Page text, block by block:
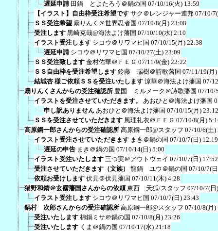
遅延申請 田鍋 とよたろう＠鍋の国 07/10/16(火) 13:59
【イラスト】自由枠受注希望です サク＠レンジャー連邦 07/10/
ＳＳ受注希望 扇りんく＠世界忍者国 07/10/8(月) 23:08
受注します 黒崎克哉@海法よけ藩国 07/10/10(水) 2:10
イラスト受注します シコウ＠リワマヒ国 07/10/15(月) 22:38
遅延申請 シコウ＠リワマヒ国 07/10/27(土) 23:09
ＳＳ受注致します 金村佑華＠ＦＥＧ 07/11/9(金) 22:22
ＳＳ自由枠を受注希望します 鈴藤 瑞樹＠詩歌藩国 07/11/19(月
結城杏 様ご依頼ＳＳを受注いたします 涼華＠海法よけ藩国 07/
扇りんくさんからの受注確認所 豊国 ミルメーク＠詩歌藩国 07/10/
イラストを受注させていただきます。
あおひと＠海法よけ藩国
申し訳ありません あおひと＠海法よけ藩国 07/10/15(月) 23:12
ＳＳを受注させていただきます 風理礼衣＠ＦＥＧ 07/10/8(月)
高原鋼一郎さんからの受注確認所 高原鋼一郎@スタッフ 07/10/6(土)
イラスト受注させていただきます まき＠鍋の国 07/10/7(日) 12:19
遅延の申告 まき＠鍋の国 07/10/14(日) 5:00
イラスト受注いたします 三つ実＠アウトウェイ 07/10/7(日) 17:52
受注させていただきます（文族）
龍鍋 ユウ＠鍋の国 07/10/7(
依頼お受けします 伏見＠伏見藩国 07/10/11(木) 4:28
猫野和錆＠玄霧藩国さんからの依頼 東西 天狐/スタッフ 07/10/7(日
イラスト受注します シコウ＠リワマヒ国 07/10/7(日) 23:43
鍋村 次郎さんからの受注確認所 高原鋼一郎@スタッフ 07/10/8(月)
受注いたします 棉鍋ミサ＠鍋の国 07/10/8(月) 23:26
受注いたします くま＠鍋の国 07/10/17(水) 21:18